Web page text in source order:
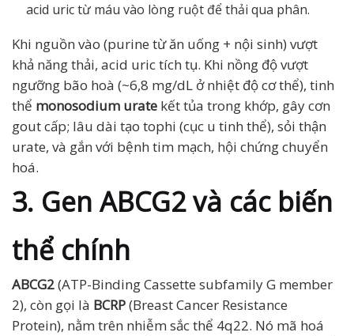
acid uric từ máu vào lòng ruột để thải qua phân.
Khi nguồn vào (purine từ ăn uống + nội sinh) vượt
khả năng thải, acid uric tích tụ. Khi nồng độ vượt
ngưỡng bão hoà (~6,8 mg/dL ở nhiệt độ cơ thể), tinh
thể monosodium urate kết tủa trong khớp, gây cơn
gout cấp; lâu dài tạo tophi (cục u tinh thể), sỏi thận
urate, và gắn với bệnh tim mạch, hội chứng chuyển
hoá.
3. Gen ABCG2 và các biến
thể chính
ABCG2(ATP-Binding Cassette subfamily G member
2), còn gọi là BCRP(Breast Cancer Resistance
Protein), nằm trên nhiễm sắc thể 4q22. Nó mã hoá